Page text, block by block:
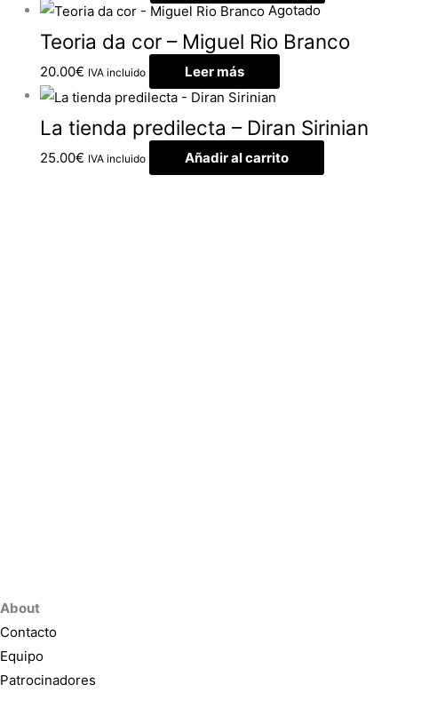
Agotado
Teoria da cor – Miguel Rio Branco
20.00€ IVA incluido Leer más
La tienda predilecta – Diran Sirinian
25.00€ IVA incluido Añadir al carrito
About
Contacto
Equipo
Patrocinadores